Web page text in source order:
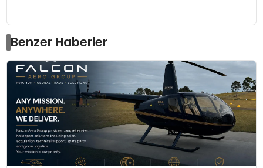
Benzer Haberler